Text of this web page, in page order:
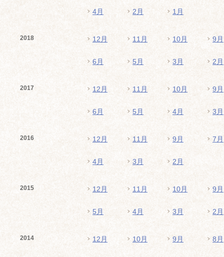
4月 2月 1月
2018 12月 11月 10月 9月
6月 5月 3月 2月
2017 12月 11月 10月 9月
6月 5月 4月 3月
2016 12月 11月 9月 7月
4月 3月 2月
2015 12月 11月 10月 9月
5月 4月 3月 2月
2014 12月 10月 9月 8月